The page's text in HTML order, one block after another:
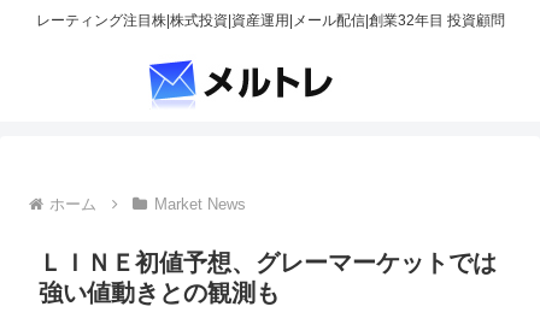
レーティング注目株|株式投資|資産運用|メール配信|創業32年目 投資顧問
ホーム Market News
ＬＩＮＥ初値予想、グレーマーケットでは
強い値動きとの観測も